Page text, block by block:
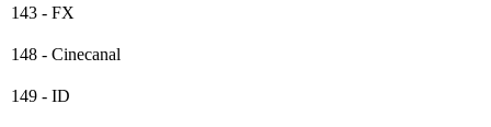
143 - FX
148 - Cinecanal
149 - ID